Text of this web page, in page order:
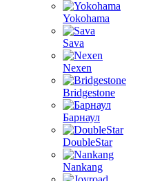
Yokohama
Sava
Nexen
Bridgestone
Барнаул
DoubleStar
Nankang